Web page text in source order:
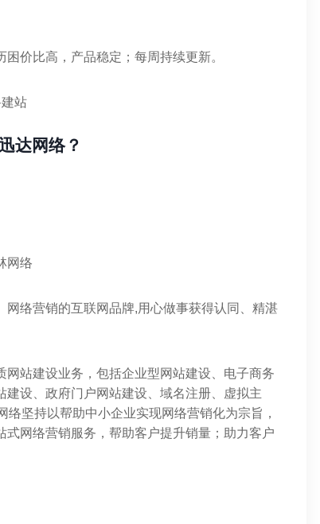
价比高，产品稳定；每周持续更新。
站
达网络？
网络
络营销的互联网品牌,用心做事获得认同、精湛
站建设业务，包括企业型网站建设、电子商务
设、政府门户网站建设、域名注册、虚拟主
坚持以帮助中小企业实现网络营销化为宗旨，
网络营销服务，帮助客户提升销量；助力客户